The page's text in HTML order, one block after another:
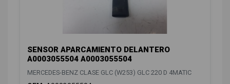
SENSOR APARCAMIENTO DELANTERO
A0003055504 A0003055504
MERCEDES-BENZ CLASE GLC (W253) GLC 220 D 4MATIC